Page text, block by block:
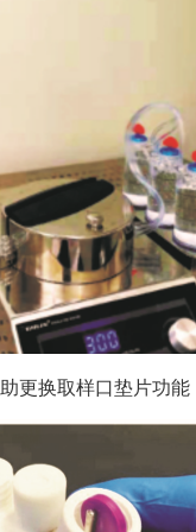
更换取样口垫片功能